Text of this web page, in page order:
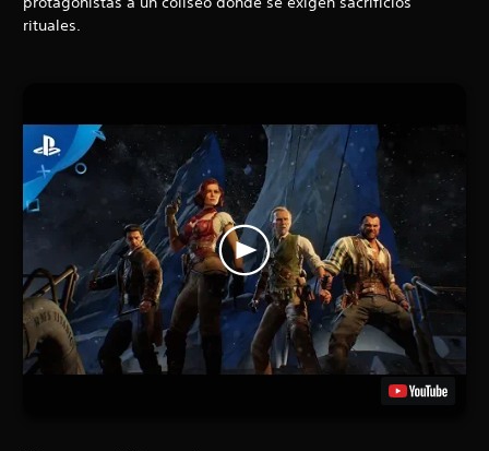
rituales.